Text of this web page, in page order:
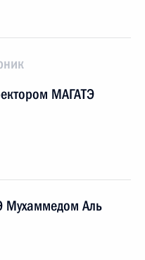
МАГАТЭ
Мухаммедом Аль